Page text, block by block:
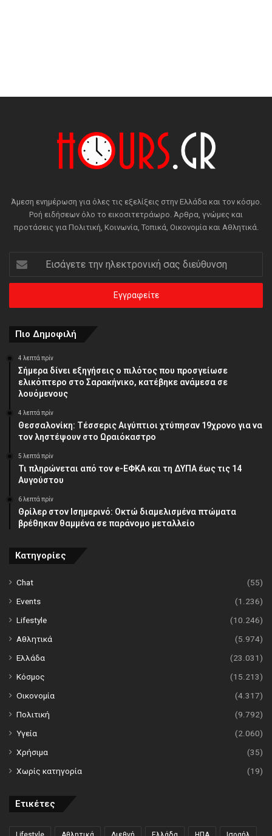
Άμεση ενημέρωση για όλες τις εξελίξεις στην Ελλάδα και τον κόσμο.
Ροή ειδήσεων όλο το εικοσιτετράωρο. Άρθρα, γνώμες και
προτάσεις για Πολιτική, Κοινωνία, Τοπικά, Οικονομία και Αθλητικά.
Εισάγετε
την
ηλεκτρονική
διεύθυνση
Πιο Δημοφιλή
4 λεπτά πρίν
Σήμερα δίνει εξηγήσεις ο πιλότος που προσγείωσε
ελικόπτερο στο Σαρακήνικο, κατέβηκε ανάμεσα σε
λουόμενους
4 λεπτά πρίν
Θεσσαλονίκη: Τέσσερις Αιγύπτιοι χτύπησαν 19χρονο για να
τον ληστέψουν στο Ωραιόκαστρο
5 λεπτά πρίν
Τι πληρώνεται από τον e-ΕΦΚΑ και τη ΔΥΠΑ έως τις 14
Αυγούστου
6 λεπτά πρίν
Θρίλερ στον Ισημερινό: Οκτώ διαμελισμένα πτώματα
βρέθηκαν θαμμένα σε παράνομο μεταλλείο
Κατηγορίες
Chat
(55)
Events
(1.236)
Lifestyle
(10.246)
Αθλητικά
(5.974)
Ελλάδα
(23.031)
Κόσμος
(15.213)
Οικονομία
(4.317)
Πολιτική
(9.792)
Υγεία
(2.060)
Χρήσιμα
(35)
Χωρίς κατηγορία
(19)
Ετικέτες